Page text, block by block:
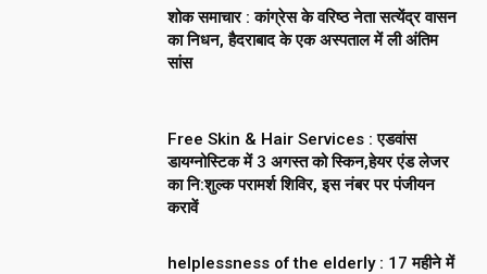
शोक समाचार : कांग्रेस के वरिष्ठ नेता सत्येंद्र वासन
का निधन, हैदराबाद के एक अस्पताल में ली अंतिम
सांस
Free Skin & Hair Services : एडवांस
डायग्नोस्टिक में 3 अगस्त को स्किन,हेयर एंड लेजर
का नि:शुल्क परामर्श शिविर, इस नंबर पर पंजीयन
करावें
helplessness of the elderly : 17 महीने में